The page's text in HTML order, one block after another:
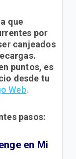
móviles
de pago
plan
¿qué debo
Roaming?
que
por
canjeados
puntos, es
desde tu
Web.
pasos:
en Mi